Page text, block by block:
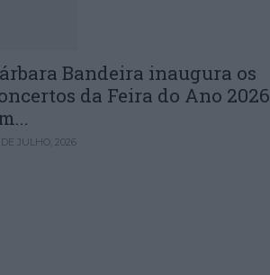
Bandeira inaugura os
da Feira do Ano 2026
JULHO, 2026